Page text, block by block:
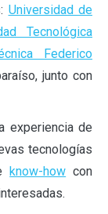
Universidad de
Tecnológica
Federico
junto con
experiencia de
tecnologías
know-how con